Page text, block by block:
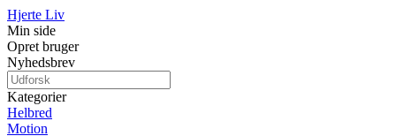
Hjerte Liv
Min side
Opret bruger
Nyhedsbrev
Kategorier
Helbred
Motion